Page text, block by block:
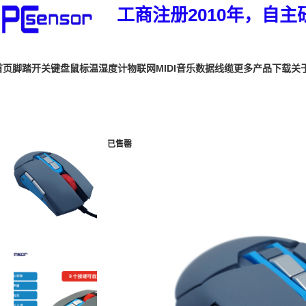
工商注册2010年，自主
页脚踏开关键盘鼠标温湿度计物联网MIDI音乐数据线缆更多产品下载关
已售罄